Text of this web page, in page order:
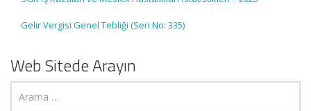
Gelir Vergisi Genel Tebliği (Seri No: 335)
Web Sitede Arayın